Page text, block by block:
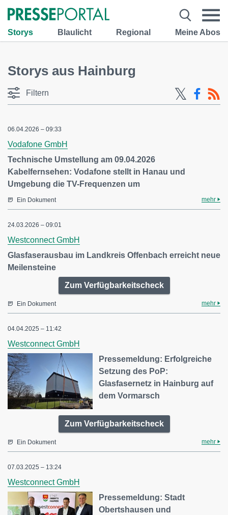
Storys Blaulicht Regional Meine Abos
Storys aus Hainburg
Filtern
06.04.2026 – 09:33
Vodafone GmbH
Technische Umstellung am 09.04.2026
Kabelfernsehen: Vodafone stellt in Hanau und
Umgebung die TV-Frequenzen um
Ein Dokument mehr
24.03.2026 – 09:01
Westconnect GmbH
Glasfaserausbau im Landkreis Offenbach erreicht neue
Meilensteine
Zum Verfügbarkeitscheck
Ein Dokument mehr
04.04.2025 – 11:42
Westconnect GmbH
Pressemeldung: Erfolgreiche
Setzung des PoP:
Glasfasernetz in Hainburg auf
dem Vormarsch
Zum Verfügbarkeitscheck
Ein Dokument mehr
07.03.2025 – 13:24
Westconnect GmbH
Pressemeldung: Stadt
Obertshausen und